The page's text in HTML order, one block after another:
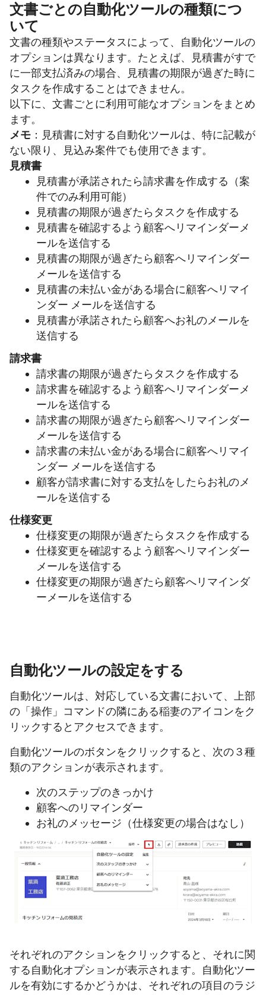
文書ごとの自動化ツールの種類につ
いて
文書の種類やステータスによって、自動化ツールの
オプションは異なります。たとえば、見積書がすで
に一部支払済みの場合、見積書の期限が過ぎた時に
タスクを作成することはできません。
以下に、文書ごとに利用可能なオプションをまとめ
ます。
メモ ：見積書に対する自動化ツールは、特に記載が
ない限り、見込み案件でも使用できます。
見積書
見積書が承諾されたら請求書を作成する（案
件でのみ利用可能）
見積書の期限が過ぎたらタスクを作成する
見積書を確認するよう顧客へリマインダーメ
ールを送信する
見積書の期限が過ぎたら顧客へリマインダー
メールを送信する
見積書の未払い金がある場合に顧客へリマイ
ンダー メールを送信する
見積書が承諾されたら顧客へお礼のメールを
送信する
請求書
請求書の期限が過ぎたらタスクを作成する
請求書を確認するよう顧客へリマインダーメ
ールを送信する
請求書の期限が過ぎたら顧客へリマインダー
メールを送信する
請求書の未払い金がある場合に顧客へリマイ
ンダー メールを送信する
顧客が請求書に対する支払をしたらお礼のメ
ールを送信する
仕様変更
仕様変更の期限が過ぎたらタスクを作成する
仕様変更を確認するよう顧客へリマインダー
メールを送信する
仕様変更の期限が過ぎたら顧客へリマインダ
ーメールを送信する
自動化ツールの設定をする
自動化ツールは、対応している文書において、上部
の「操作」コマンドの隣にある稲妻のアイコンをク
リックするとアクセスできます。
自動化ツールのボタンをクリックすると、次の３種
類のアクションが表示されます。
次のステップのきっかけ
顧客へのリマインダー
お礼のメッセージ（仕様変更の場合はなし）
それぞれのアクションをクリックすると、それに関
する自動化オプションが表示されます。自動化ツー
ルを有効にするかどうかは、それぞれの項目のラジ